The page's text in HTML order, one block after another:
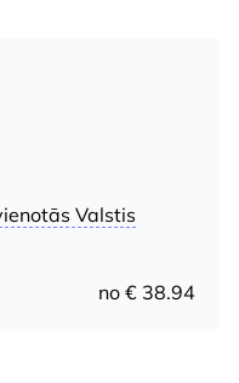
Valstis
no € 38.94